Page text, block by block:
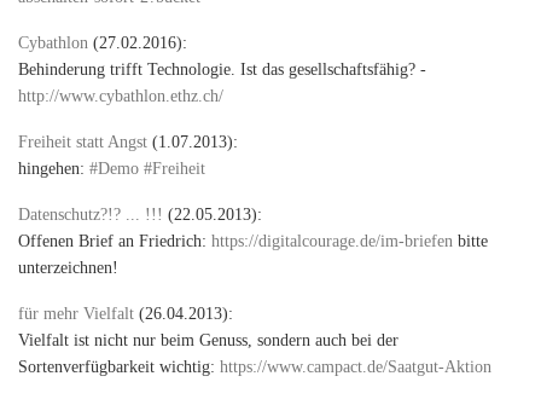
Cybathlon (27.02.2016):
Behinderung trifft Technologie. Ist das gesellschaftsfähig? -
http://www.cybathlon.ethz.ch/
Freiheit statt Angst (1.07.2013):
hingehen: #Demo #Freiheit
Datenschutz?!? ... !!! (22.05.2013):
Offenen Brief an Friedrich: https://digitalcourage.de/im-briefen bitte
unterzeichnen!
für mehr Vielfalt (26.04.2013):
Vielfalt ist nicht nur beim Genuss, sondern auch bei der
Sortenverfügbarkeit wichtig: https://www.campact.de/Saatgut-Aktion